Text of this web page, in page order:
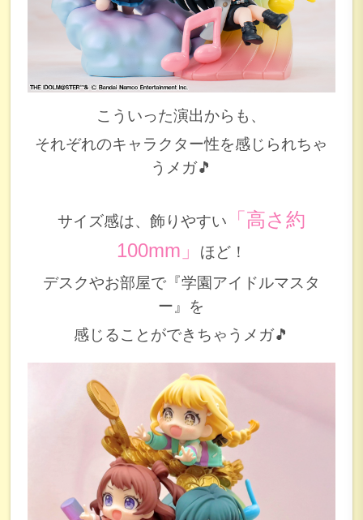
こういった演出からも、
それぞれのキャラクター性を感じられちゃ
うメガ🎵
サイズ感は、飾りやすい
「高さ約
100mm」
ほど！
デスクやお部屋で『学園アイドルマスタ
ー』を
感じることができちゃうメガ🎵